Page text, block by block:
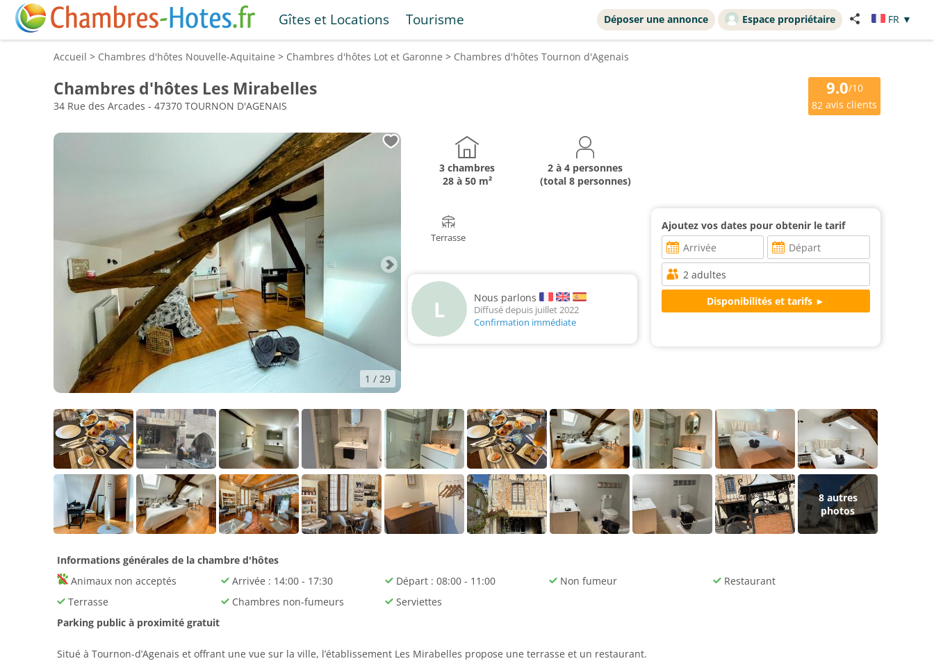
Gîtes et Locations Tourisme Déposer une annonce Espace propriétaire FR ▼
Accueil > Chambres d'hôtes Nouvelle-Aquitaine > Chambres d'hôtes Lot et Garonne > Chambres d'hôtes Tournon d'Agenais
9.0/10
82 avis clients
Chambres d'hôtes Les Mirabelles
34 Rue des Arcades - 47370 TOURNON D'AGENAIS
1 / 29
3 chambres
28 à 50 m²
2 à 4 personnes
(total 8 personnes)
Terrasse
Ajoutez vos dates pour obtenir le tarif
L Nous parlons
Diffusé depuis juillet 2022
Confirmation immédiate
8autres
photos
Informations générales de la chambre d'hôtes
Animaux non acceptés
Arrivée : 14:00 - 17:30 Départ : 08:00 - 11:00 Non fumeur
Restaurant
Terrasse
Chambres non-fumeurs
Serviettes
Parking public à proximité gratuit
Situé à Tournon-dʼAgenais et offrant une vue sur la ville, l’établissement Les Mirabelles propose une terrasse et un restaurant.